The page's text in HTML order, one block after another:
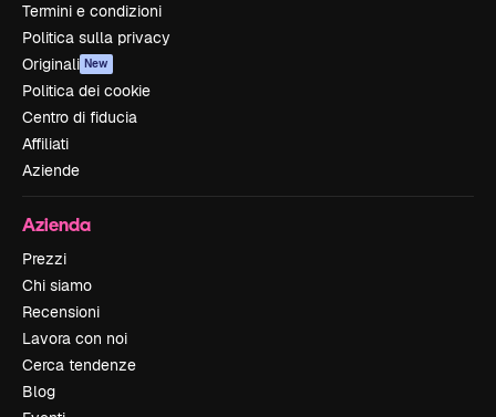
Termini e condizioni
Politica sulla privacy
Originali New
Politica dei cookie
Centro di fiducia
Affiliati
Aziende
Azienda
Prezzi
Chi siamo
Recensioni
Lavora con noi
Cerca tendenze
Blog